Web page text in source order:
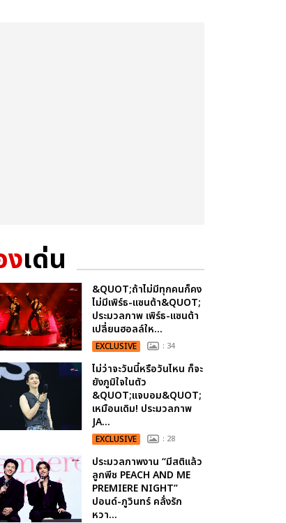
งเด่น
&QUOT;ถ้าไม่มีทุกคนก็คง
ไม่มีเพิร์ธ-แซนต้า&QUOT;
ประมวลภาพ เพิร์ธ-แซนต้า
เปลี่ยนฮอลล์ให...
EXCLUSIVE : 34
ไม่ว่าจะวันนี้หรือวันไหน ก็จะ
ยังภูมิใจในตัว
&QUOT;แจบอม&QUOT;
เหมือนเดิม! ประมวลภาพ
JA...
EXCLUSIVE : 28
ประมวลภาพงาน “มีสติแล้ว
ลูกพีช PEACH AND ME
PREMIERE NIGHT”
ปอนด์-ภูวินทร์ คลั่งรัก
หวา...